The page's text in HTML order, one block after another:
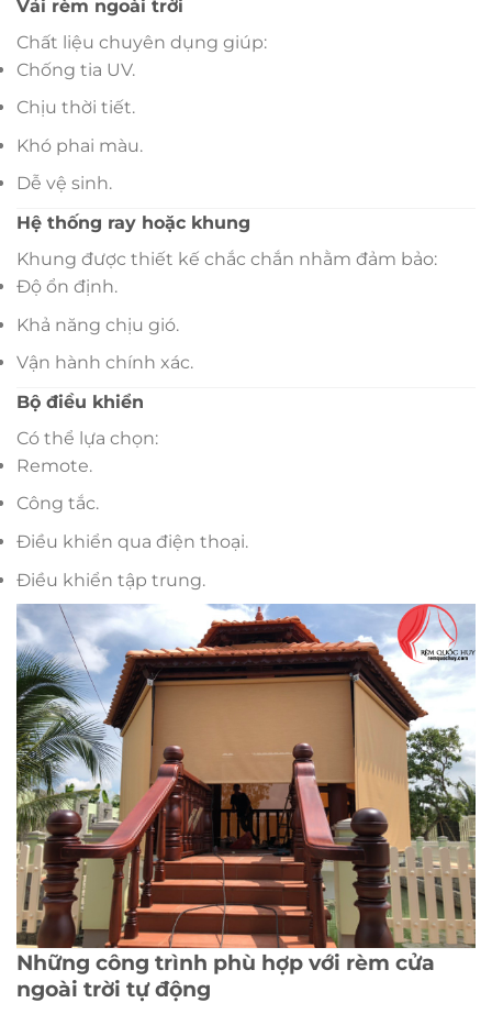
Vải rèm ngoài trời
Chất liệu chuyên dụng giúp:
Chống tia UV.
Chịu thời tiết.
Khó phai màu.
Dễ vệ sinh.
Hệ thống ray hoặc khung
Khung được thiết kế chắc chắn nhằm đảm bảo:
Độ ổn định.
Khả năng chịu gió.
Vận hành chính xác.
Bộ điều khiển
Có thể lựa chọn:
Remote.
Công tắc.
Điều khiển qua điện thoại.
Điều khiển tập trung.
Những công trình phù hợp với rèm cửa
ngoài trời tự động